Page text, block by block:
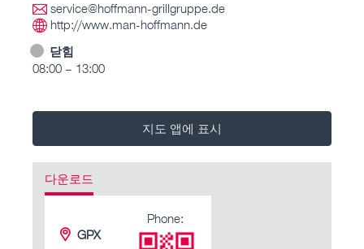
service@hoffmann-grillgruppe.de
http://www.man-hoffmann.de
닫힘
08:00 – 13:00
지도 앱에 표시
다운로드
GPX
Phone: